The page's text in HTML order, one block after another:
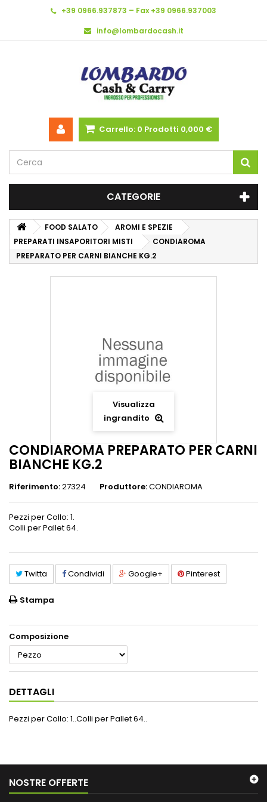
+39 0966.937873 – Fax +39 0966.937003
info@lombardocash.it
Carrello: 0 Prodotti 0,000 €
CATEGORIE
FOOD SALATO
AROMI E SPEZIE
PREPARATI INSAPORITORI MISTI
CONDIAROMA
PREPARATO PER CARNI BIANCHE KG.2
Visualizza
ingrandito
CONDIAROMA PREPARATO PER CARNI
BIANCHE KG.2
Riferimento:27324 Produttore:CONDIAROMA
Pezzi per Collo: 1.
Colli per Pallet 64.
Twitta Condividi Google+ Pinterest
Stampa
Composizione
DETTAGLI
Pezzi per Collo: 1..Colli per Pallet 64..
NOSTRE OFFERTE